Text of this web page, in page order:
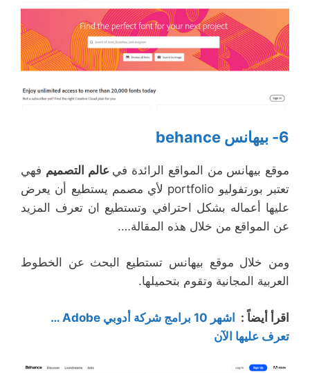
6- بيهانس behance
موقع بيهانس من المواقع الرائدة في عالم التصميم فهي
تعتبر بورتفوليو portfolio لأي مصمم يستطيع أن يعرض
عليها أعماله بشكل احترافي وتستطيع ان تعرف المزيد
عن المواقع من خلال هذه المقالة….
ومن خلال موقع بيهانس تستطيع البحث عن الخطوط
العربية المجانية وتقوم بتحميلها.
اقرأ أيضاً :
اشهر 10 برامج شركة أدوبي Adobe …
تعرف عليها الآن